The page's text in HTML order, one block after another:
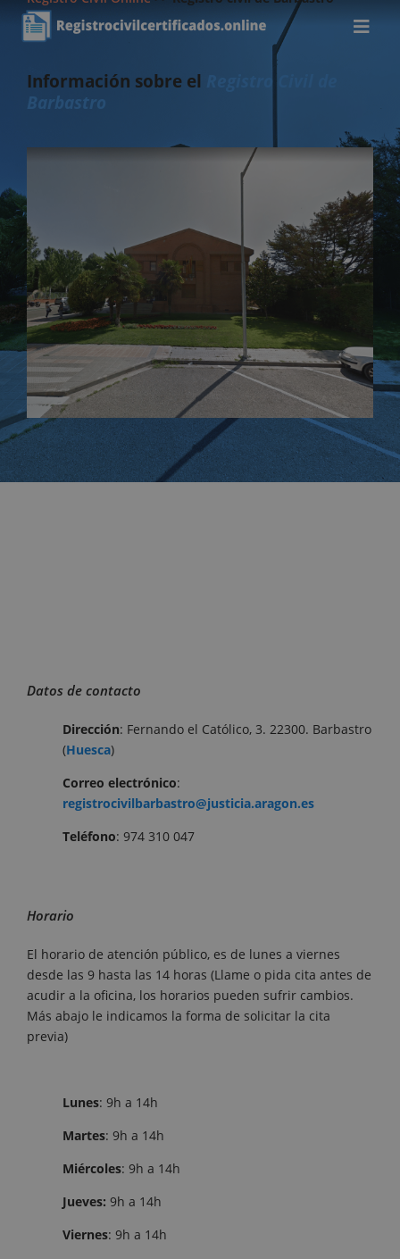
Información sobre el
Barbastro
Datos de contacto
Dirección: Fernando el Católico, 3. 22300. Barbastro
(Huesca)
Correo electrónico:
registrocivilbarbastro@justicia.aragon.es
Teléfono: 974 310 047
Horario
El horario de atención público, es de lunes a viernes
desde las 9 hasta las 14 horas (Llame o pida cita antes de
acudir a la oficina, los horarios pueden sufrir cambios.
Más abajo le indicamos la forma de solicitar la cita
previa)
Lunes: 9h a 14h
Martes: 9h a 14h
Miércoles: 9h a 14h
Jueves: 9h a 14h
Viernes: 9h a 14h